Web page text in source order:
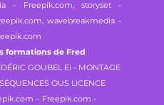
- Freepik.com, storyset -
wavebreakmedia -
formations de Fred
GOUBEL Ei - MONTAGE
OUS LICENCE
– Freepik.com -